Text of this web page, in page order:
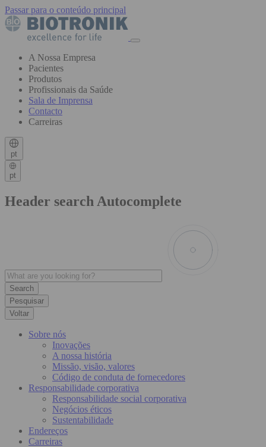
Passar para o conteúdo principal
A Nossa Empresa
Pacientes
Produtos
Profissionais da Saúde
Sala de Imprensa
Contacto
Carreiras
pt
pt
Header search Autocomplete
Pesquisar
Voltar
Sobre nós
Inovações
A nossa história
Missão, visão, valores
Código de conduta de fornecedores
Responsabilidade corporativa
Responsabilidade social corporativa
Negócios éticos
Sustentabilidade
Endereços
Carreiras